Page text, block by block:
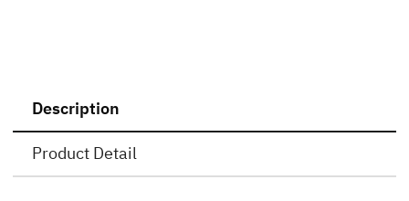
Description
Product Detail